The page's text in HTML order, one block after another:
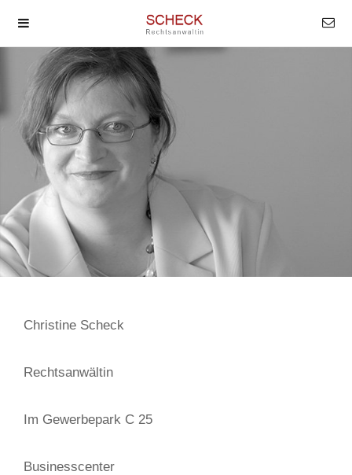
Christine Scheck
Rechtsanwältin
Im Gewerbepark C 25
Businesscenter